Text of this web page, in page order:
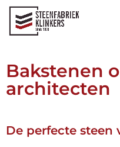
Bakstenen
architecten
De perfecte steen